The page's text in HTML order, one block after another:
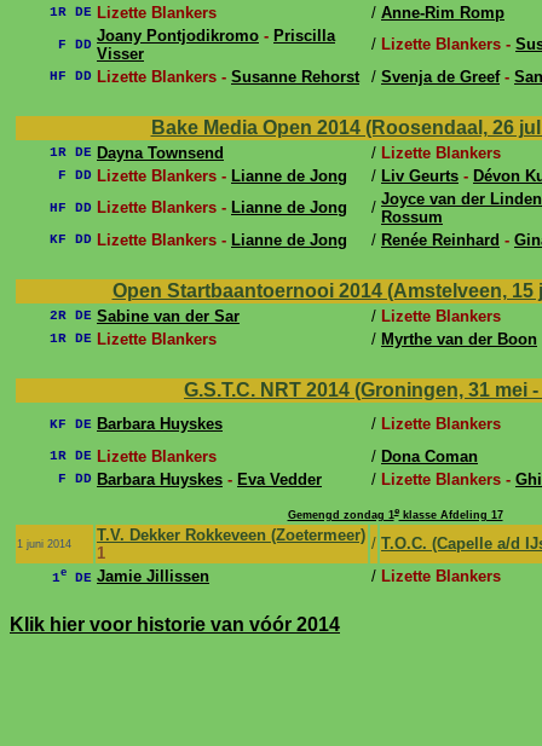
1R DE Lizette Blankers / Anne-Rim Romp
F DD Joany Pontjodikromo - Priscilla
Visser
/ Lizette Blankers -
HF DD Lizette Blankers - Susanne Rehorst / Svenja de Greef-
Bake Media Open 2014 (Roosendaal, 26
1R DE Dayna Townsend / Lizette Blankers
F DD Lizette Blankers - Lianne de Jong / Liv Geurts - Dévon
HF DD Lizette Blankers - Lianne de Jong / Joyce van der Linden
Rossum
KF DD Lizette Blankers - Lianne de Jong / Renée Reinhard -
Open Startbaantoernooi 2014 (Amstelveen, 15
2R DE Sabine van der Sar / Lizette Blankers
1R DE Lizette Blankers / Myrthe van der Boon
G.S.T.C. NRT 2014 (Groningen, 31 mei
KF DE Barbara Huyskes / Lizette Blankers
1R DE Lizette Blankers / Dona Coman
F DD Barbara Huyskes - Eva Vedder / Lizette Blankers -
Gemengd zondag 1eklasse Afdeling 17
1 juni 2014
T.V. Dekker Rokkeveen (Zoetermeer)
1
/ T.O.C. (Capelle a/d
1e DE Jamie Jillissen / Lizette Blankers
Klik hier voor historie van vóór 2014